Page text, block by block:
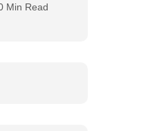
Min Read